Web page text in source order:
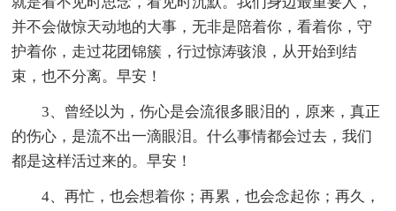
并不会做惊天动地的大事，无非是陪着你，看着你，守
护着你，走过花团锦簇，行过惊涛骇浪，从开始到结
束，也不分离。早安！
3、曾经以为，伤心是会流很多眼泪的，原来，真正
的伤心，是流不出一滴眼泪。什么事情都会过去，我们
都是这样活过来的。早安！
4、再忙，也会想着你；再累，也会念起你；再久，